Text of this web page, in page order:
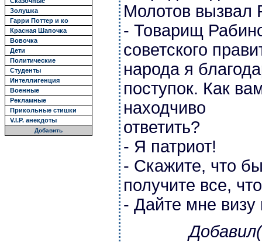
Золушка
Гарри Поттер и ко
Красная Шапочка
Вовочка
Дети
Политические
Студенты
Интеллигенция
Военные
Рекламные
Прикольные стишки
V.I.P. анекдоты
Добавить
Молотов вызвал
- Товарищ
советского
народа я
поступок. Как
находчиво
ответить?
- Я патриот!
- Скажите, что
получите все,
- Дайте мне визу